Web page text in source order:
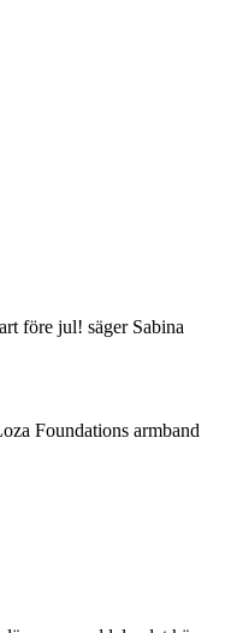
före jul! säger Sabina
Foundations armband